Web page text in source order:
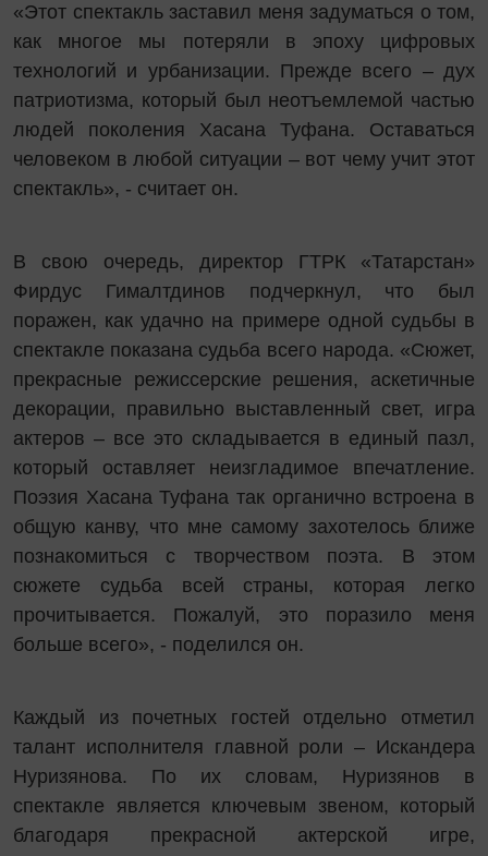
«Этот спектакль заставил меня задуматься о том,
как многое мы потеряли в эпоху цифровых
технологий и урбанизации. Прежде всего – дух
патриотизма, который был неотъемлемой частью
людей поколения Хасана Туфана. Оставаться
человеком в любой ситуации – вот чему учит этот
спектакль», - считает он.
В свою очередь, директор ГТРК «Татарстан»
Фирдус Гималтдинов подчеркнул, что был
поражен, как удачно на примере одной судьбы в
спектакле показана судьба всего народа. «Сюжет,
прекрасные режиссерские решения, аскетичные
декорации, правильно выставленный свет, игра
актеров – все это складывается в единый пазл,
который оставляет неизгладимое впечатление.
Поэзия Хасана Туфана так органично встроена в
общую канву, что мне самому захотелось ближе
познакомиться с творчеством поэта. В этом
сюжете судьба всей страны, которая легко
прочитывается. Пожалуй, это поразило меня
больше всего», - поделился он.
Каждый из почетных гостей отдельно отметил
талант исполнителя главной роли – Искандера
Нуризянова. По их словам, Нуризянов в
спектакле является ключевым звеном, который
благодаря прекрасной актерской игре,